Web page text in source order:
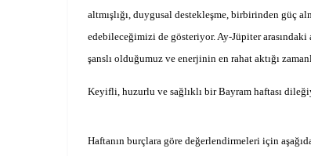
altmışlığı, duygusal destekleşme, birbirinden güç
edebileceğimizi de gösteriyor. Ay-Jüpiter
şanslı olduğumuz ve enerjinin en rahat aktığı
Keyifli, huzurlu ve sağlıklı bir Bayram haftası
Haftanın burçlara göre değerlendirmeleri için